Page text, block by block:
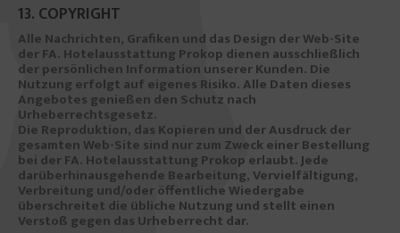
13. COPYRIGHT
Alle Nachrichten, Grafiken und das Design der Web-Site
der FA. Hotelausstattung Prokop dienen ausschließlich
der persönlichen Information unserer Kunden. Die
Nutzung erfolgt auf eigenes Risiko. Alle Daten dieses
Angebotes genießen den Schutz nach
Urheberrechtsgesetz.
Die Reproduktion, das Kopieren und der Ausdruck der
gesamten Web-Site sind nur zum Zweck einer Bestellung
bei der FA. Hotelausstattung Prokop erlaubt. Jede
darüberhinausgehende Bearbeitung, Vervielfältigung,
Verbreitung und/oder öffentliche Wiedergabe
überschreitet die übliche Nutzung und stellt einen
Verstoß gegen das Urheberrecht dar.